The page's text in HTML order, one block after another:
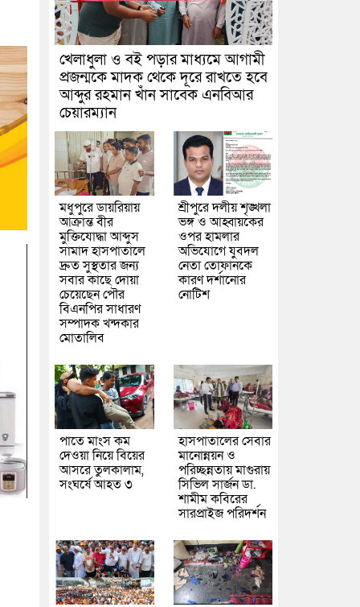
খেলাধুলা ও বই পড়ার মাধ্যমে আগামী
প্রজন্মকে মাদক থেকে দূরে রাখতে হবে
আব্দুর রহমান খাঁন সাবেক এনবিআর
চেয়ারম্যান
মধুপুরে ডায়রিয়ায়
আক্রান্ত বীর
মুক্তিযোদ্ধা আব্দুস
সামাদ হাসপাতালে
দ্রুত সুস্থতার জন্য
সবার কাছে দোয়া
চেয়েছেন পৌর
বিএনপির সাধারণ
সম্পাদক খন্দকার
মোতালিব
শ্রীপুরে দলীয় শৃঙ্খলা
ভঙ্গ ও আহ্বায়কের
ওপর হামলার
অভিযোগে যুবদল
নেতা তোফানকে
কারণ দর্শানোর
নোটিশ
পাতে মাংস কম
দেওয়া নিয়ে বিয়ের
আসরে তুলকালাম,
সংঘর্ষে আহত ৩
হাসপাতালের সেবার
মানোন্নয়ন ও
পরিচ্ছন্নতায় মাগুরায়
সিভিল সার্জন ডা.
শামীম কবিরের
সারপ্রাইজ পরিদর্শন